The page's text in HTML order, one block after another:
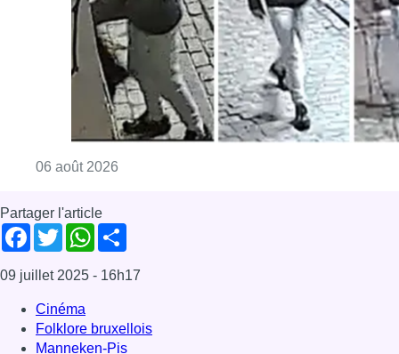
09 juillet 2025 - 16h17
Cinéma
Folklore bruxellois
Manneken-Pis
Ordre des Amis de Manneken-Pis
Bruxelles-ville
Reportages
Offres d’emploi